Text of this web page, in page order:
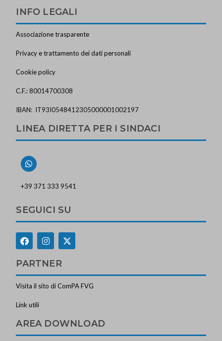
INFO LEGALI
Associazione trasparente
Privacy e trattamento dei dati personali
Cookie policy
C.F.: 80014700308
IBAN: IT93I0548412305000001002197
LINEA DIRETTA PER I SINDACI
+39 371 333 9541
SEGUICI SU
PARTNER
Visita il sito di ComPA FVG
Link utili
AREA DOWNLOAD